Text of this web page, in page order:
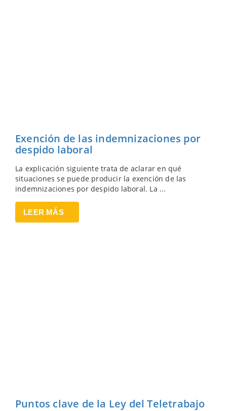
Exención de las indemnizaciones por
despido laboral
La explicación siguiente trata de aclarar en qué
situaciones se puede producir la exención de las
indemnizaciones por despido laboral. La ...
LEER MÁS
Puntos clave de la Ley del Teletrabajo